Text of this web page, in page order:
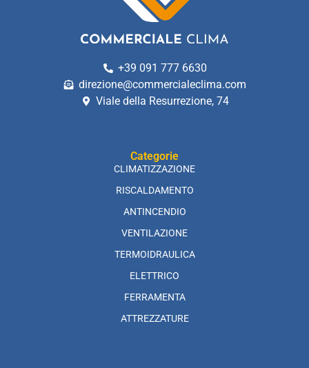
+39 091 777 6630
direzione@commercialeclima.com
Viale della Resurrezione, 74
Categorie
CLIMATIZZAZIONE
RISCALDAMENTO
ANTINCENDIO
VENTILAZIONE
TERMOIDRAULICA
ELETTRICO
FERRAMENTA
ATTREZZATURE